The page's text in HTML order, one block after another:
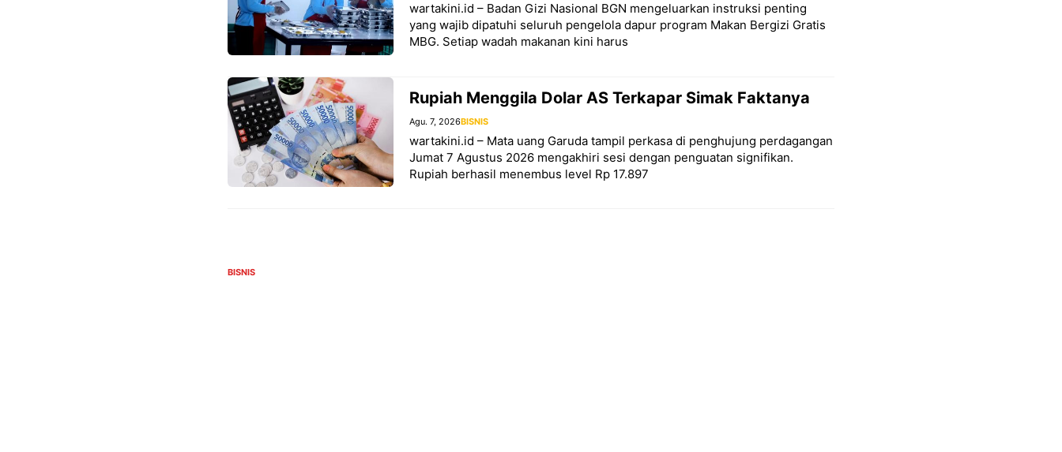
wartakini.id – Badan Gizi Nasional BGN mengeluarkan instruksi penting
yang wajib dipatuhi seluruh pengelola dapur program Makan Bergizi Gratis
MBG. Setiap wadah makanan kini harus
Rupiah Menggila Dolar AS Terkapar Simak Faktanya
Agu. 7, 2026BISNIS
wartakini.id – Mata uang Garuda tampil perkasa di penghujung perdagangan
Jumat 7 Agustus 2026 mengakhiri sesi dengan penguatan signifikan.
Rupiah berhasil menembus level Rp 17.897
BISNIS